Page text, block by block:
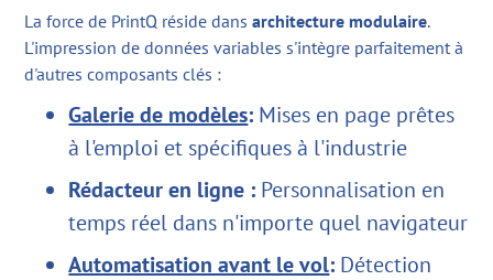
La force de PrintQ réside dansarchitecture modulaire.
L'impression de données variables s'intègre parfaitement à
d'autres composants clés :
Galerie de modèles: Mises en page prêtes
à l'emploi et spécifiques à l'industrie
Rédacteur en ligne : Personnalisation en
temps réel dans n'importe quel navigateur
Automatisation avant le vol: Détection